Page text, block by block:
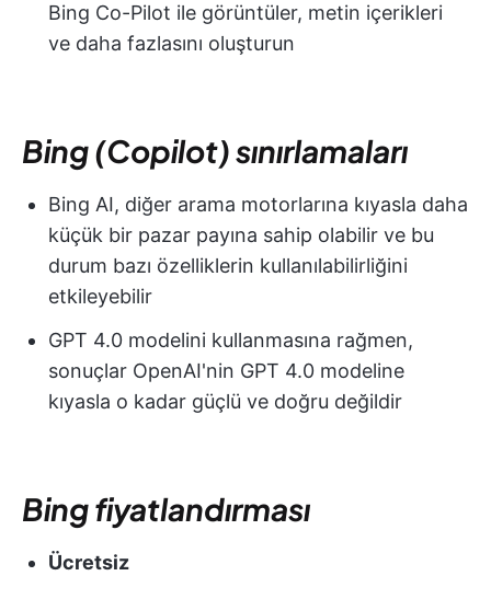
Bing Co-Pilot ile görüntüler, metin içerikleri
ve daha fazlasını oluşturun
Bing (Copilot) sınırlamaları
Bing AI, diğer arama motorlarına kıyasla daha
küçük bir pazar payına sahip olabilir ve bu
durum bazı özelliklerin kullanılabilirliğini
etkileyebilir
GPT 4.0 modelini kullanmasına rağmen,
sonuçlar OpenAI'nin GPT 4.0 modeline
kıyasla o kadar güçlü ve doğru değildir
Bing fiyatlandırması
Ücretsiz